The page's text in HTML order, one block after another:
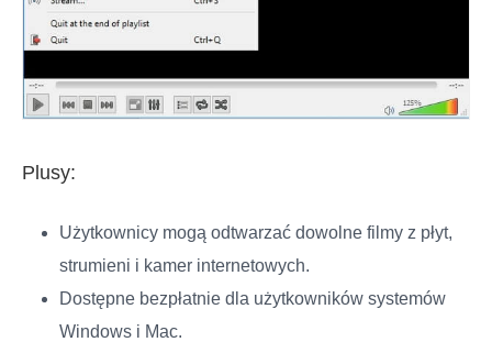
Plusy:
Użytkownicy mogą odtwarzać dowolne filmy z płyt,
strumieni i kamer internetowych.
Dostępne bezpłatnie dla użytkowników systemów
Windows i Mac.